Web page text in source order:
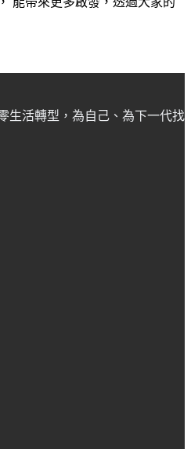
生活轉型，為自己、為下一代找